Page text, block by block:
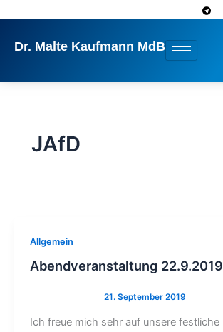
springen
Dr. Malte Kaufmann MdB
JAfD
Allgemein
Abendveranstaltung 22.9.2019
Ich freue mich sehr auf unsere festliche